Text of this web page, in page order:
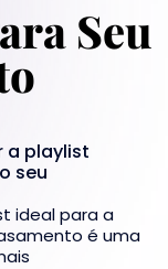
Seu
a playlist
seu
ideal para a
é uma